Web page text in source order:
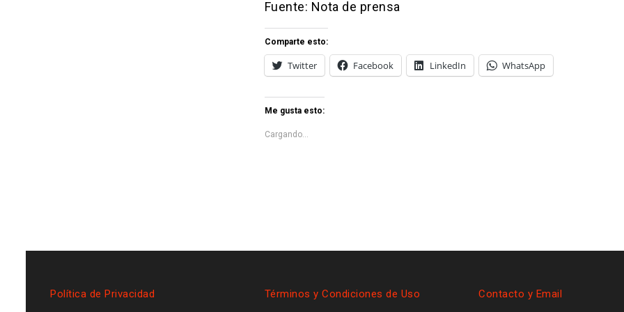
Fuente: Nota de prensa
Comparte esto:
Twitter Facebook LinkedIn WhatsApp
Me gusta esto:
Cargando...
Política de Privacidad Términos y Condiciones de Uso Contacto y Email